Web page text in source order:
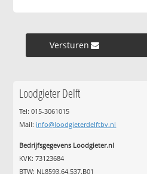
Versturen »
Loodgieter Delft
Tel: 015-3061015
Mail: info@loodgieterdelftbv.nl
Bedrijfsgegevens Loodgieter.nl
KVK: 73123684
BTW: NL8593.64.537.B01